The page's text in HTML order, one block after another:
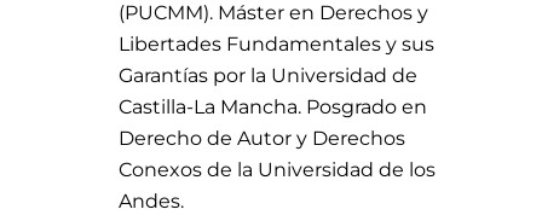
(PUCMM). Máster en Derechos y
Libertades Fundamentales y sus
Garantías por la Universidad de
Castilla-La Mancha. Posgrado en
Derecho de Autor y Derechos
Conexos de la Universidad de los
Andes.